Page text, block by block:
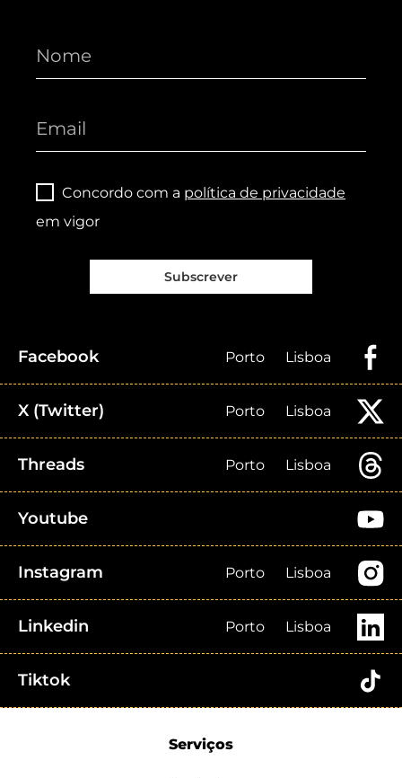
Concordo com a política de privacidade
em vigor
Subscrever
Facebook Porto Lisboa
X (Twitter) Porto Lisboa
Threads Porto Lisboa
Youtube
Instagram Porto Lisboa
Linkedin Porto Lisboa
Tiktok
Serviços